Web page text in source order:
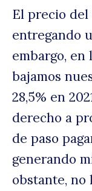
El precio del
entregando
embargo, en
bajamos
28,5% en
derecho a
de paso
generando
obstante, no